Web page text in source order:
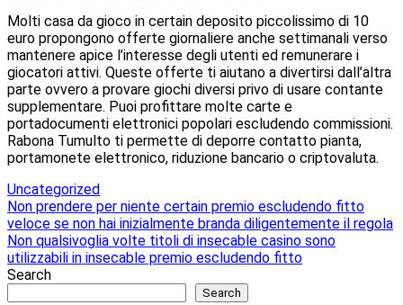
Molti casa da gioco in certain deposito piccolissimo di 10
euro propongono offerte giornaliere anche settimanali verso
mantenere apice l’interesse degli utenti ed remunerare i
giocatori attivi. Queste offerte ti aiutano a divertirsi dall’altra
parte ovvero a provare giochi diversi privo di usare contante
supplementare. Puoi profittare molte carte e
portadocumenti elettronici popolari escludendo commissioni.
Rabona Tumulto ti permette di deporre contatto pianta,
portamonete elettronico, riduzione bancario o criptovaluta.
Uncategorized
Post
navigation
Non prendere per niente certain premio escludendo fitto
veloce se non hai inizialmente branda diligentemente il regola
Non qualsivoglia volte titoli di insecable casino sono
utilizzabili in insecable premio escludendo fitto
Search
Search